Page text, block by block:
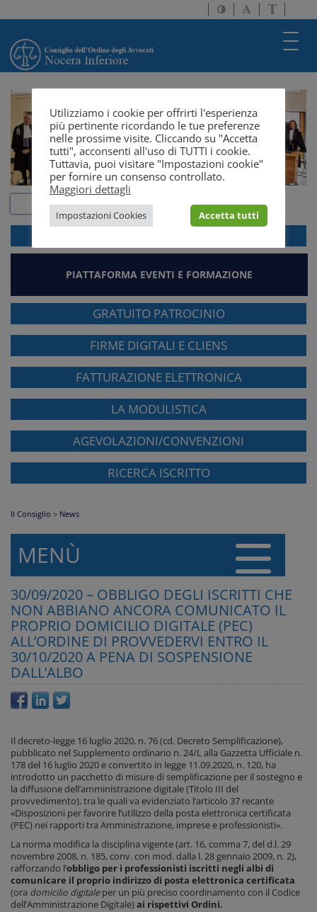
Attiva/disattiva
alto
Attiva/
dimensione
a
solo
PIATTAFORMA EVENTI E FORMAZIONE
GRATUITO PATROCINIO
FIRME DIGITALI E CLIENS
FATTURAZIONE ELETTRONICA
LA MODULISTICA
AGEVOLAZIONI/CONVENZIONI
RICERCA ISCRITTO
Il Consiglio > News
MENÙ
30/09/2020 – OBBLIGO DEGLI ISCRITTI CHE
NON ABBIANO ANCORA COMUNICATO IL
PROPRIO DOMICILIO DIGITALE (PEC)
ALL’ORDINE DI PROVVEDERVI ENTRO IL
30/10/2020 A PENA DI SOSPENSIONE
DALL’ALBO
Il decreto-legge 16 luglio 2020, n. 76 (cd. Decreto Semplificazione),
pubblicato nel Supplemento ordinario n. 24/L alla Gazzetta Ufficiale n.
178 del 16 luglio 2020 e convertito in legge 11.09.2020, n. 120, ha
introdotto un pacchetto di misure di semplificazione per il sostegno e
la diffusione dell’amministrazione digitale (Titolo III del
provvedimento), tra le quali va evidenziato l’articolo 37 recante
«Disposizioni per favorire l’utilizzo della posta elettronica certificata
(PEC) nei rapporti tra Amministrazione, imprese e professionisti».
La norma modifica la disciplina vigente (art. 16, comma 7, del d.l. 29
novembre 2008, n. 185, conv. con mod. dalla l. 28 gennaio 2009, n. 2),
rafforzando l’obbligo per i professionisti iscritti negli albi di
comunicare il proprio indirizzo di posta elettronica certificata
(ora domicilio digitaleper un più preciso coordinamento con il Codice
dell’Amministrazione Digitale)ai rispettivi Ordini.
Utilizziamo i cookie per offrirti l'esperienza
più pertinente ricordando le tue preferenze
nelle prossime visite. Cliccando su "Accetta
tutti", acconsenti all'uso di TUTTI i cookie.
Tuttavia, puoi visitare "Impostazioni cookie"
per fornire un consenso controllato.
Maggiori dettagli
Impostazioni Cookies Accetta tutti